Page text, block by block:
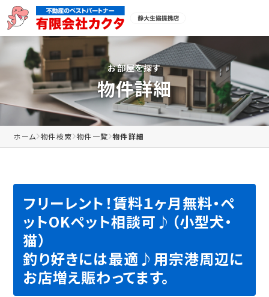
お部屋を探す
物件詳細
ホーム 物件検索 物件一覧 物件詳細
フリーレント！賃料１ヶ月無料・ペ
ットOKペット相談可♪（小型犬・
猫）
釣り好きには最適♪用宗港周辺に
お店増え賑わってます。